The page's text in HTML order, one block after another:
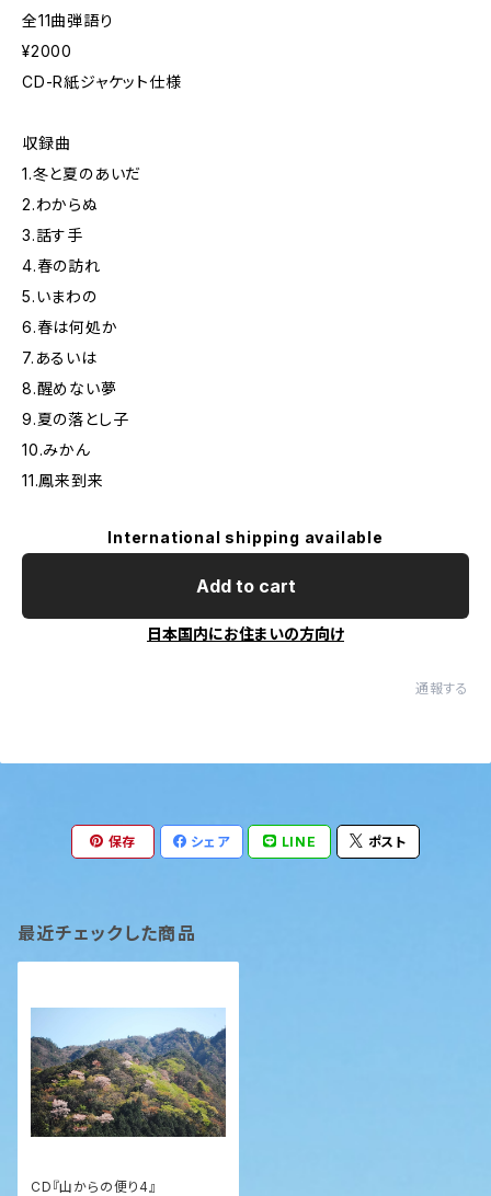
全11曲弾語り
¥2000
CD-R紙ジャケット仕様
収録曲
1.冬と夏のあいだ
2.わからぬ
3.話す手
4.春の訪れ
5.いまわの
6.春は何処か
7.あるいは
8.醒めない夢
9.夏の落とし子
10.みかん
11.鳳来到来
International shipping available
Add to cart
日本国内にお住まいの方向け
通報する
保存 シェア LINE ポスト
最近チェックした商品
CD『山からの便り4』